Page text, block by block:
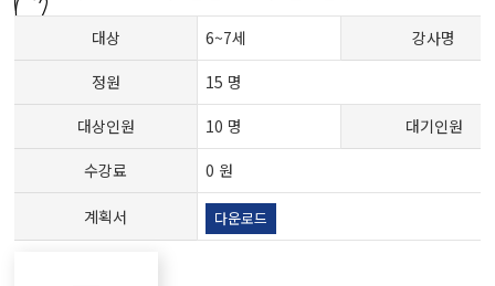
대상 6~7세
강사명
정원
15 명
대상인원
10 명
대기인원
수강료
0 원
계획서 다운로드